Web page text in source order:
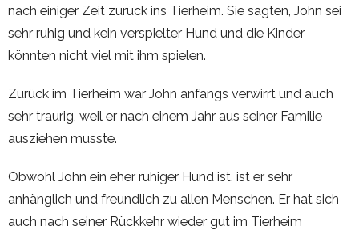
nach einiger Zeit zurück ins Tierheim. Sie sagten, John sei
sehr ruhig und kein verspielter Hund und die Kinder
könnten nicht viel mit ihm spielen.
Zurück im Tierheim war John anfangs verwirrt und auch
sehr traurig, weil er nach einem Jahr aus seiner Familie
ausziehen musste.
Obwohl John ein eher ruhiger Hund ist, ist er sehr
anhänglich und freundlich zu allen Menschen. Er hat sich
auch nach seiner Rückkehr wieder gut im Tierheim